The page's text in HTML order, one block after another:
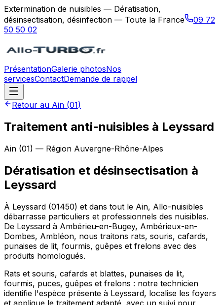
Extermination de nuisibles — Dératisation,
désinsectisation, désinfection — Toute la France
09 72
50 50 02
PrésentationGalerie photosNos
servicesContactDemande de rappel
Retour au Ain (01)
Traitement anti-nuisibles à Leyssard
Ain (01) — Région Auvergne-Rhône-Alpes
Dératisation et désinsectisation à
Leyssard
À Leyssard (01450) et dans tout le Ain, Allo-nuisibles
débarrasse particuliers et professionnels des nuisibles.
De Leyssard à Ambérieu-en-Bugey, Ambérieux-en-
Dombes, Ambléon, nous traitons rats, souris, cafards,
punaises de lit, fourmis, guêpes et frelons avec des
produits homologués.
Rats et souris, cafards et blattes, punaises de lit,
fourmis, puces, guêpes et frelons : notre technicien
identifie l'espèce présente à Leyssard, localise les foyers
et applique le traitement adapté, avec un suivi pour